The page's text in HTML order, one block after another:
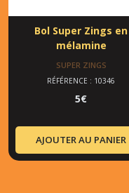
Bol Super Zings en
mélamine
SUPER ZINGS
RÉFÉRENCE : 10346
5€
AJOUTER AU PANIER